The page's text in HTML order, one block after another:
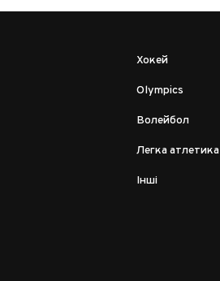
Хокей
Olympics
Волейбол
Легка атлетика
Інші